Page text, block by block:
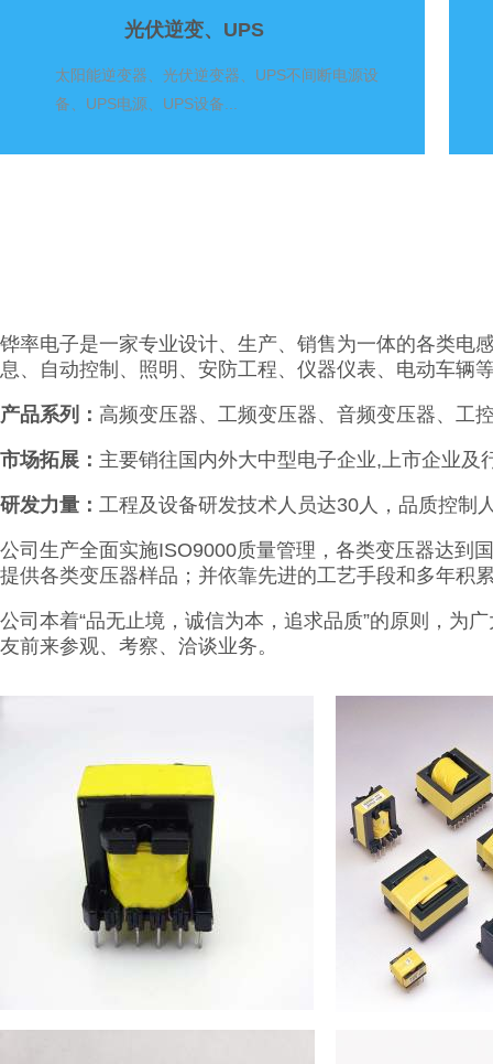
光伏逆变、UPS
太阳能逆变器、光伏逆变器、UPS不间断电源设
备、UPS电源、UPS设备...
铧率电子是一家专业设计、生产、销售为一体的各类电
息、自动控制、照明、安防工程、仪器仪表、电动车辆
产品系列： 高频变压器、工频变压器、音频变压器、工
市场拓展： 主要销往国内外大中型电子企业,上市企业及
研发力量： 工程及设备研发技术人员达30人，品质控制
公司生产全面实施ISO9000质量管理，各类变压器达到
提供各类变压器样品；并依靠先进的工艺手段和多年积
公司本着“品无止境，诚信为本，追求品质”的原则，为
友前来参观、考察、洽谈业务。